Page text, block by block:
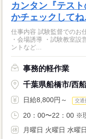
カンタン『テス
かチェックしてね
仕事内容 試験監督でのお仕事 主に 以下お仕事に割り振りさ
・会場誘導 ・試験教室設営 ・
ントなど...
事務的軽作業
千葉県船橋市/西
日給8,800円～ 交通
20：00〜22：00 ※
月曜日 火曜日 水曜